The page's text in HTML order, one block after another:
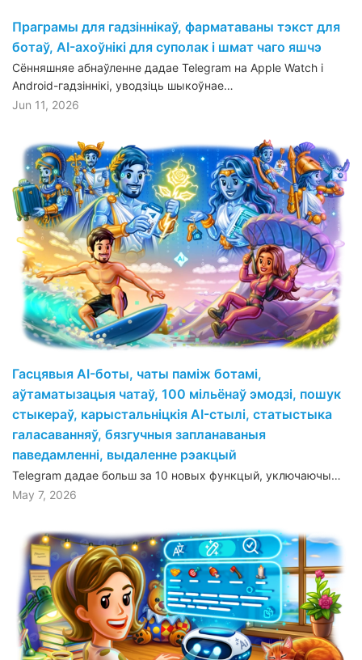
Праграмы для гадзіннікаў, фарматаваны тэкст для
ботаў, AI-ахоўнікі для суполак і шмат чаго яшчэ
Сённяшняе абнаўленне дадае Telegram на Apple Watch і
Android-гадзіннікі, уводзіць шыкоўнае…
Jun 11, 2026
Гасцявыя AI-боты, чаты паміж ботамі,
аўтаматызацыя чатаў, 100 мільёнаў эмодзі, пошук
стыкераў, карыстальніцкія AI-стылі, статыстыка
галасаванняў, бязгучныя запланаваныя
паведамленні, выдаленне рэакцый
Telegram дадае больш за 10 новых функцый, уключаючы…
May 7, 2026